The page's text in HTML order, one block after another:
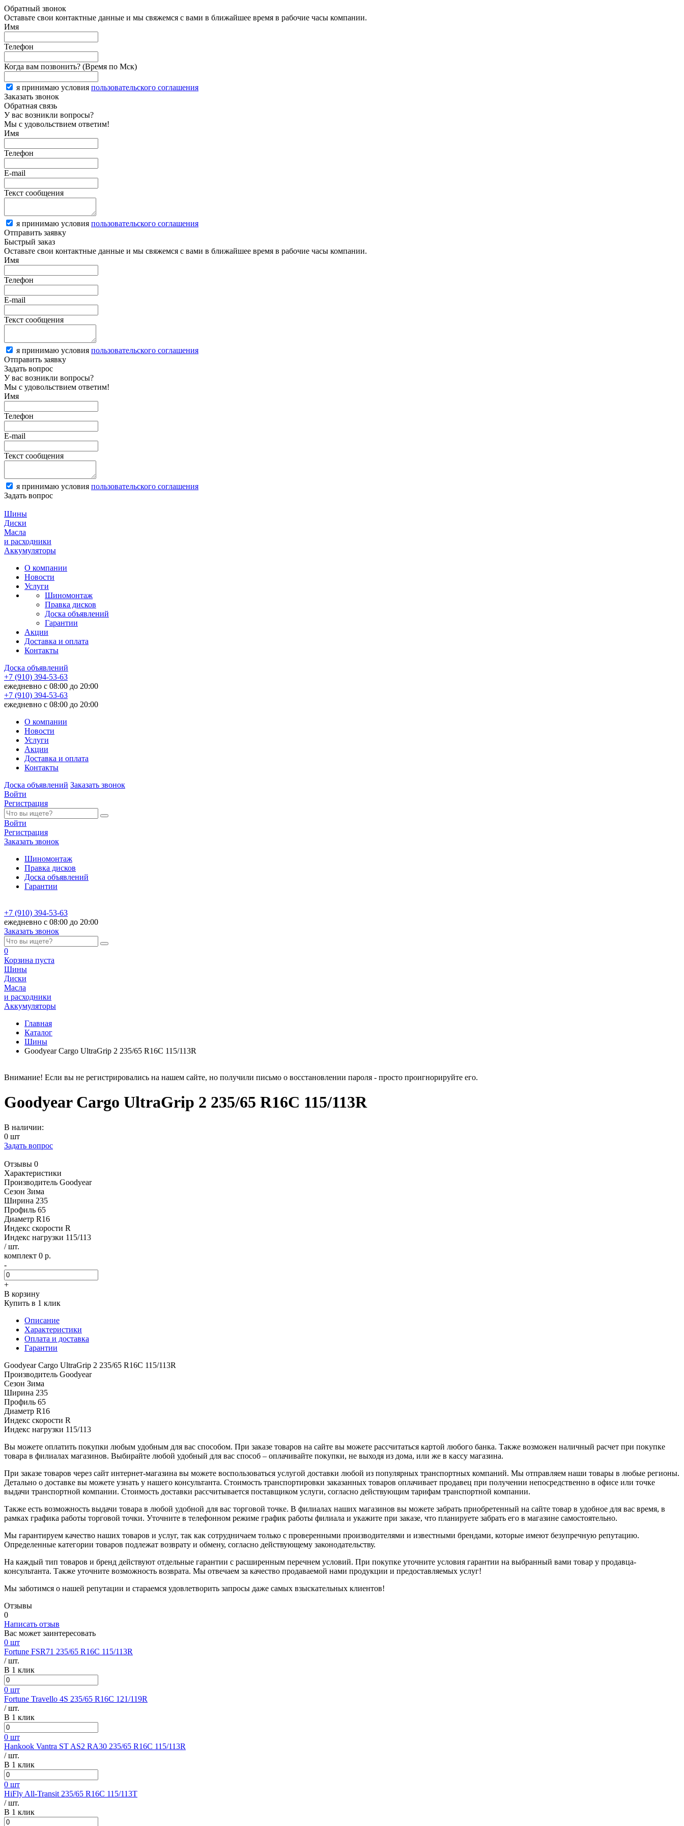
Обратный звонок
Оставьте свои контактные данные и мы свяжемся с вами в ближайшее время в рабочие часы компании.
Имя
Телефон
Когда вам позвонить? (Время по Мск)
я принимаю условия пользовательского соглашения
Заказать звонок
Обратная связь
У вас возникли вопросы?
Мы с удовольствием ответим!
Имя
Телефон
E-mail
Текст сообщения
я принимаю условия пользовательского соглашения
Отправить заявку
Быстрый заказ
Оставьте свои контактные данные и мы свяжемся с вами в ближайшее время в рабочие часы компании.
Имя
Телефон
E-mail
Текст сообщения
я принимаю условия пользовательского соглашения
Отправить заявку
Задать вопрос
У вас возникли вопросы?
Мы с удовольствием ответим!
Имя
Телефон
E-mail
Текст сообщения
я принимаю условия пользовательского соглашения
Задать вопрос
Шины
Диски
Масла
и расходники
Аккумуляторы
О компании
Новости
Услуги
Шиномонтаж
Правка дисков
Доска объявлений
Гарантии
Акции
Доставка и оплата
Контакты
Доска объявлений
+7 (910) 394-53-63
ежедневно с 08:00 до 20:00
+7 (910) 394-53-63
ежедневно с 08:00 до 20:00
О компании
Новости
Услуги
Акции
Доставка и оплата
Контакты
Доска объявлений Заказать звонок
Войти
Регистрация
Войти
Регистрация
Заказать звонок
Шиномонтаж
Правка дисков
Доска объявлений
Гарантии
+7 (910) 394-53-63
ежедневно с 08:00 до 20:00
Заказать звонок
0
Корзина пуста
Шины
Диски
Масла
и расходники
Аккумуляторы
Главная
Каталог
Шины
Goodyear Cargo UltraGrip 2 235/65 R16C 115/113R
Внимание! Если вы не регистрировались на нашем сайте, но получили письмо о восстановлении пароля - просто проигнорируйте его.
Goodyear Cargo UltraGrip 2 235/65 R16C 115/113R
В наличии:
0 шт
Задать вопрос
Отзывы 0
Характеристики
Производитель Goodyear
Сезон Зима
Ширина 235
Профиль 65
Диаметр R16
Индекс скорости R
Индекс нагрузки 115/113
/ шт.
комплект 0 р.
-
+
В корзину
Купить в 1 клик
Описание
Характеристики
Оплата и доставка
Гарантии
Goodyear Cargo UltraGrip 2 235/65 R16C 115/113R
Производитель Goodyear
Сезон Зима
Ширина 235
Профиль 65
Диаметр R16
Индекс скорости R
Индекс нагрузки 115/113
Вы можете оплатить покупки любым удобным для вас способом. При заказе товаров на сайте вы можете рассчитаться картой любого банка. Также возможен наличный расчет при покупке
товара в филиалах магазинов. Выбирайте любой удобный для вас способ – оплачивайте покупки, не выходя из дома, или же в кассу магазина.
При заказе товаров через сайт интернет-магазина вы можете воспользоваться услугой доставки любой из популярных транспортных компаний. Мы отправляем наши товары в любые регионы.
Детально о доставке вы можете узнать у нашего консультанта. Стоимость транспортировки заказанных товаров оплачивает продавец при получении непосредственно в офисе или точке
выдачи транспортной компании. Стоимость доставки рассчитывается поставщиком услуги, согласно действующим тарифам транспортной компании.
Также есть возможность выдачи товара в любой удобной для вас торговой точке. В филиалах наших магазинов вы можете забрать приобретенный на сайте товар в удобное для вас время, в
рамках графика работы торговой точки. Уточните в телефонном режиме график работы филиала и укажите при заказе, что планируете забрать его в магазине самостоятельно.
Мы гарантируем качество наших товаров и услуг, так как сотрудничаем только с проверенными производителями и известными брендами, которые имеют безупречную репутацию.
Определенные категории товаров подлежат возврату и обмену, согласно действующему законодательству.
На каждый тип товаров и бренд действуют отдельные гарантии с расширенным перечнем условий. При покупке уточните условия гарантии на выбранный вами товар у продавца-
консультанта. Также уточните возможность возврата. Мы отвечаем за качество продаваемой нами продукции и предоставляемых услуг!
Мы заботимся о нашей репутации и стараемся удовлетворить запросы даже самых взыскательных клиентов!
Отзывы
0
Написать отзыв
Вас может заинтересовать
0 шт
Fortune FSR71 235/65 R16C 115/113R
/ шт.
В 1 клик
0 шт
Fortune Travello 4S 235/65 R16C 121/119R
/ шт.
В 1 клик
0 шт
Hankook Vantra ST AS2 RA30 235/65 R16C 115/113R
/ шт.
В 1 клик
0 шт
HiFly All-Transit 235/65 R16C 115/113T
/ шт.
В 1 клик